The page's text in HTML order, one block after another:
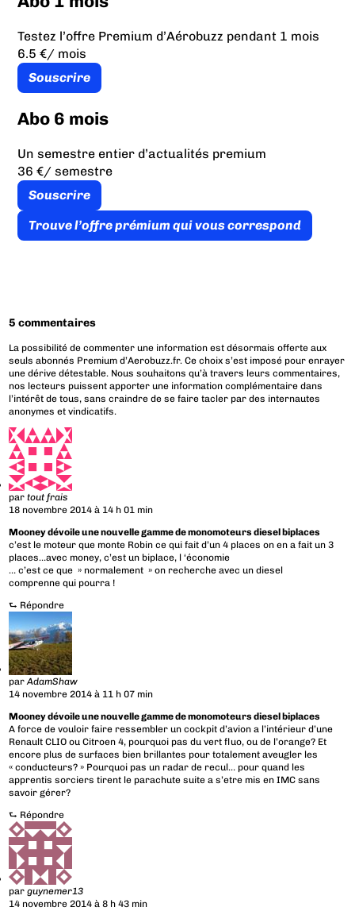
Testez l’offre Premium d’Aérobuzz pendant 1 mois
6.5 €/ mois
Souscrire
Abo 6 mois
Un semestre entier d’actualités premium
36 €/ semestre
Souscrire
Trouve l’offre prémium qui vous correspond
5 commentaires
La possibilité de commenter une information est désormais offerte aux
seuls abonnés Premium d’Aerobuzz.fr. Ce choix s’est imposé pour enrayer
une dérive détestable. Nous souhaitons qu’à travers leurs commentaires,
nos lecteurs puissent apporter une information complémentaire dans
l’intérêt de tous, sans craindre de se faire tacler par des internautes
anonymes et vindicatifs.
partout frais
18 novembre 2014 à 14 h 01 min
Mooney dévoile une nouvelle gamme de monomoteurs diesel biplaces
c’est le moteur que monte Robin ce qui fait d’un 4 places on en a fait un 3
places…avec money, c’est un biplace, l ‘économie
… c’est ce que » normalement » on recherche avec un diesel
comprenne qui pourra !
⮑ Répondre
parAdamShaw
14 novembre 2014 à 11 h 07 min
Mooney dévoile une nouvelle gamme de monomoteurs diesel biplaces
A force de vouloir faire ressembler un cockpit d’avion a l’intérieur d’une
Renault CLIO ou Citroen 4, pourquoi pas du vert fluo, ou de l’orange? Et
encore plus de surfaces bien brillantes pour totalement aveugler les
« conducteurs? » Pourquoi pas un radar de recul… pour quand les
apprentis sorciers tirent le parachute suite a s’etre mis en IMC sans
savoir gérer?
⮑ Répondre
parguynemer13
14 novembre 2014 à 8 h 43 min